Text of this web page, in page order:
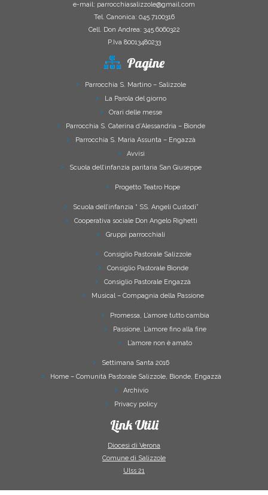
e-mail: parrocchiasalizzole@gmail.com
Tel. Canonica: 045.7100316
Cell. Don Andrea: 345.6060322
P.Iva 80013480233
Pagine
Parrocchia S. Martino – Salizzole
La Parola del giorno
Orari delle messe
Parrocchia S. Caterina d’Alessandria – Bionde
Parrocchia S. Maria Assunta – Engazzà
Avvisi
Scuola dell’infanzia paritaria San Giuseppe
Progetto Teatro Hope
Scuola dell’infanzia “ SS. Angeli Custodi”
Cooperativa sociale Don Angelo Righetti
Gruppi parrocchiali
Consiglio Pastorale Salizzole
Consiglio Pastorale Bionde
Consiglio Pastorale Engazzà
Musical – Compagnia della Passione
Promessa, L’amore tutto cambia
Passione, L’amore fino alla fine
L’amore non è amato
Settimana Santa 2016
Home – Comunità Pastorale Salizzole, Bionde, Engazzà
Archivio
Privacy policy
Link Utili
Diocesi di Verona
Comune di Salizzole
Ulss 21